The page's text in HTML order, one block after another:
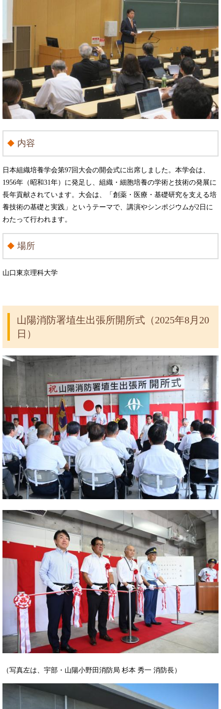
内容
日本組織培養学会第97回大会の開会式に出席しました。本学会は、
1956年（昭和31年）に発足し、組織・細胞培養の学術と技術の発展に
長年貢献されています。大会は、「創薬・医療・基礎研究を支える培
養技術の基礎と実践」というテーマで、講演やシンポジウムが2日に
わたって行われます。
場所
山口東京理科大学
山陽消防署埴生出張所開所式（2025年8月20
日）
（写真左は、宇部・山陽小野田消防局 杉本 秀一 消防長）